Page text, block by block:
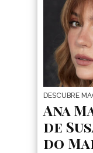
DESCUBRE
Ana
de
do